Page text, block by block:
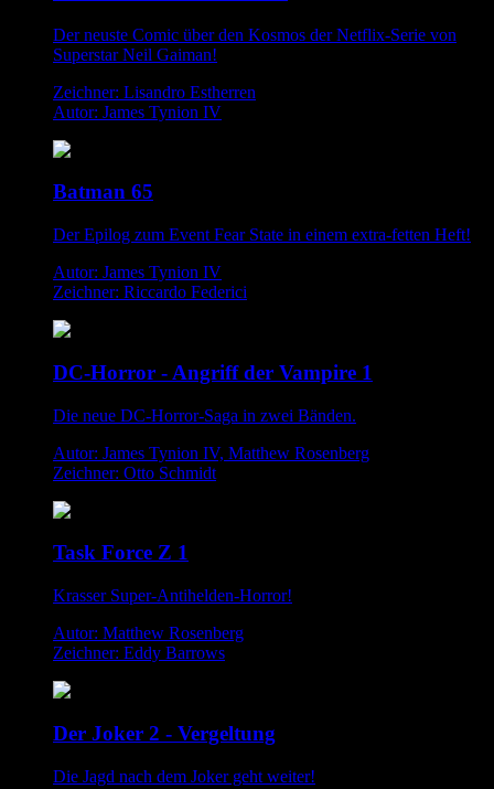
Der neuste Comic über den Kosmos der Netflix-Serie von
Superstar Neil Gaiman!
Zeichner: Lisandro Estherren
Autor: James Tynion IV
Batman 65
Der Epilog zum Event Fear State in einem extra-fetten Heft!
Autor: James Tynion IV
Zeichner: Riccardo Federici
DC-Horror - Angriff der Vampire 1
Die neue DC-Horror-Saga in zwei Bänden.
Autor: James Tynion IV, Matthew Rosenberg
Zeichner: Otto Schmidt
Task Force Z 1
Krasser Super-Antihelden-Horror!
Autor: Matthew Rosenberg
Zeichner: Eddy Barrows
Der Joker 2 - Vergeltung
Die Jagd nach dem Joker geht weiter!